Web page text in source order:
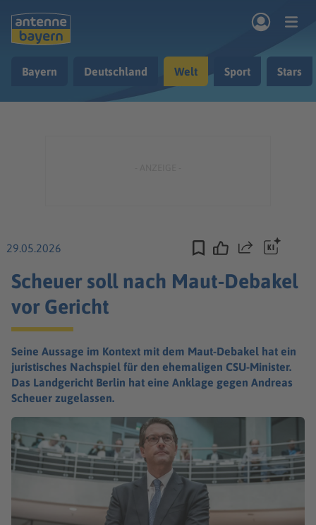
Nachrichten
Bayern Deutschland Welt Sport Stars
29.05.2026 Teilen
Scheuer soll nach Maut-Debakel
vor Gericht
Seine Aussage im Kontext mit dem Maut-Debakel hat ein
juristisches Nachspiel für den ehemaligen CSU-Minister.
Das Landgericht Berlin hat eine Anklage gegen Andreas
Scheuer zugelassen.